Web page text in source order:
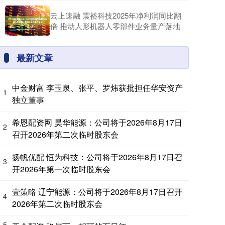
云上速融 震裕科技2025年净利润同比翻
倍 推动人形机器人零部件业务量产落地
最新文章
1
中金财富 李玉泉、张平、罗炜获批担任华安资产
独立董事
2 希恩配资网 昊华能源：公司将于2026年8月17日
召开2026年第二次临时股东会
3 扬帆优配 恒为科技：公司将于2026年8月17日召
开2026年第一次临时股东会
4 壹策略 辽宁能源：公司将于2026年8月17日召开
2026年第二次临时股东会